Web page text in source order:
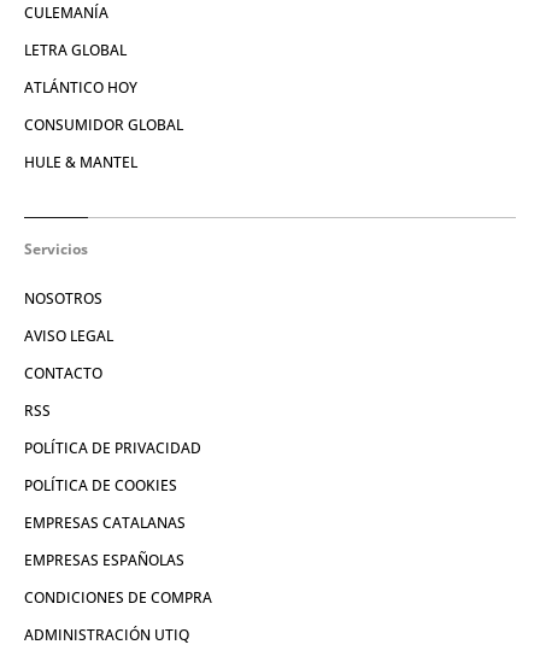
CULEMANÍA
LETRA GLOBAL
ATLÁNTICO HOY
CONSUMIDOR GLOBAL
HULE & MANTEL
Servicios
NOSOTROS
AVISO LEGAL
CONTACTO
RSS
POLÍTICA DE PRIVACIDAD
POLÍTICA DE COOKIES
EMPRESAS CATALANAS
EMPRESAS ESPAÑOLAS
CONDICIONES DE COMPRA
ADMINISTRACIÓN UTIQ